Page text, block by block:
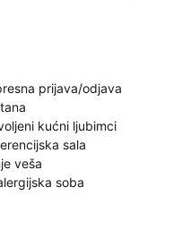
prijava/odjava
kućni ljubimci
sala
veša
soba